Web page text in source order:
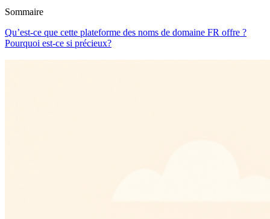
Sommaire
Qu’est-ce que cette plateforme des noms de domaine FR offre ?
Pourquoi est-ce si précieux?